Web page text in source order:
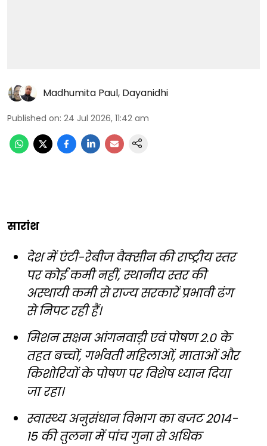
Madhumita Paul, Dayanidhi
Published on: 24 Jul 2026, 11:42 am
सारांश
देश में एंटी-रेबीज वैक्सीन की राष्ट्रीय स्तर
पर कोई कमी नहीं, स्थानीय स्तर की
अस्थायी कमी से राज्य सरकारें प्रभावी ढंग
से निपट रही हैं।
मिशन सक्षम आंगनवाड़ी एवं पोषण 2.0 के
तहत बच्चों, गर्भवती महिलाओं, माताओं और
किशोरियों के पोषण पर विशेष ध्यान दिया
जा रहा।
स्वास्थ्य अनुसंधान विभाग का बजट 2014-
15 की तुलना में पांच गुना से अधिक